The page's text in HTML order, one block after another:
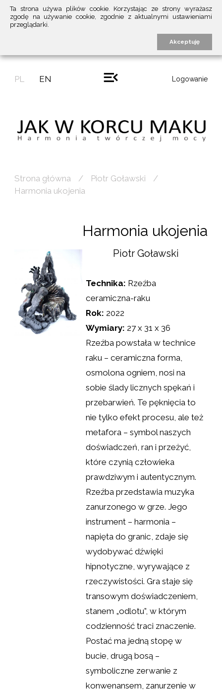
Ta strona używa plików cookie. Korzystając ze strony wyrażasz
zgodę na używanie cookie, zgodnie z aktualnymi ustawieniami
przeglądarki.
Akceptuję
PL EN Logowanie
Strona główna
Piotr Goławski
Harmonia ukojenia
Harmonia ukojenia
Piotr Goławski
Technika: Rzeźba
ceramiczna-raku
Rok: 2022
Wymiary: 27 x 31 x 36
Rzeźba powstała w technice
raku – ceramiczna forma,
osmolona ogniem, nosi na
sobie ślady licznych spękań i
przebarwień. Te pęknięcia to
nie tylko efekt procesu, ale też
metafora – symbol naszych
doświadczeń, ran i przeżyć,
które czynią człowieka
prawdziwym i autentycznym.
Rzeźba przedstawia muzyka
zanurzonego w grze. Jego
instrument – harmonia –
napięta do granic, zdaje się
wydobywać dźwięki
hipnotyczne, wyrywające z
rzeczywistości. Gra staje się
transowym doświadczeniem,
stanem „odlotu”, w którym
codzienność traci znaczenie.
Postać ma jedną stopę w
bucie, drugą bosą –
symboliczne zerwanie z
konwenansem, zanurzenie w